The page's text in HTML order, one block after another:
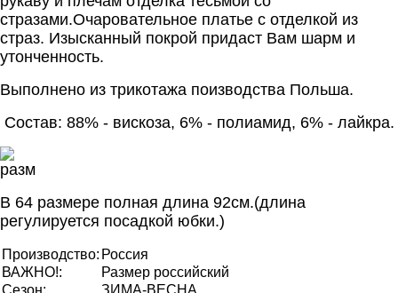
стразами.Очаровательное платье с отделкой из
страз. Изысканный покрой придаст Вам шарм и
утонченность.
Выполнено из трикотажа поизводства Польша.
Состав: 88% - вискоза, 6% - полиамид, 6% - лайкра.
В 64 размере полная длина 92см.(длина
регулируется посадкой юбки.)
Производство: Россия
ВАЖНО!:
Размер российский
Сезон:
ЗИМА-ВЕСНА